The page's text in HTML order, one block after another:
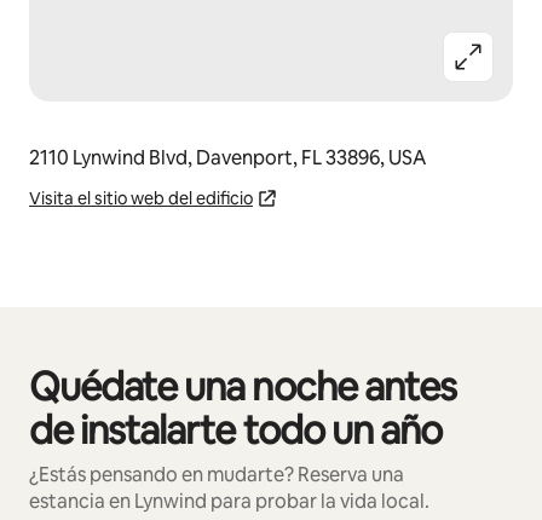
2110 Lynwind Blvd, Davenport, FL 33896, USA
Visita el sitio web del edificio
Quédate una noche antes
de instalarte todo un año
¿Estás pensando en mudarte? Reserva una
estancia en Lynwind para probar la vida local.
Mostrando 0 de 0 elementos